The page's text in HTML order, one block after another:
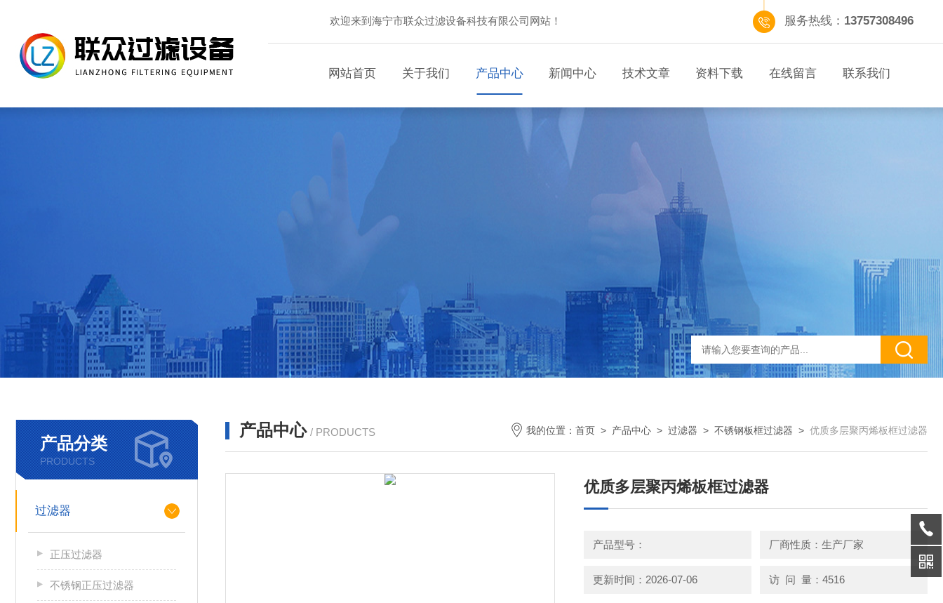
欢迎来到海宁市联众过滤设备科技有限公司网站！ 服务热线： 13757308496
网站首页 关于我们 产品中心 新闻中心 技术文章 资料下载 在线留言 联系我们
产品分类
PRODUCTS
过滤器
正压过滤器
不锈钢正压过滤器
产品中心 / PRODUCTS 我的位置： 首页 > 产品中心 > 过滤器 > 不锈钢板框过滤器 > 优质多层聚丙烯板框过滤器
优质多层聚丙烯板框过滤器
产品型号： 厂商性质：生产厂家
更新时间：2026-07-06 访 问 量：4516